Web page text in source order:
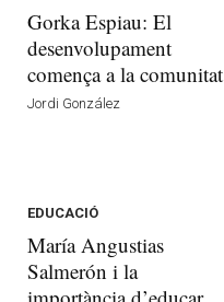
Gorka Espiau: El
desenvolupament
comença a la comunitat
Jordi González
EDUCACIÓ
María Angustias
Salmerón i la